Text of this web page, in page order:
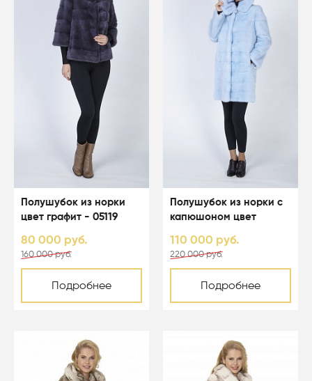
Полушубок из норки
цвет графит - 05119
80 000 руб.
160 000 руб.
Подробнее
Полушубок из норки с
капюшоном цвет
110 000 руб.
220 000 руб.
Подробнее